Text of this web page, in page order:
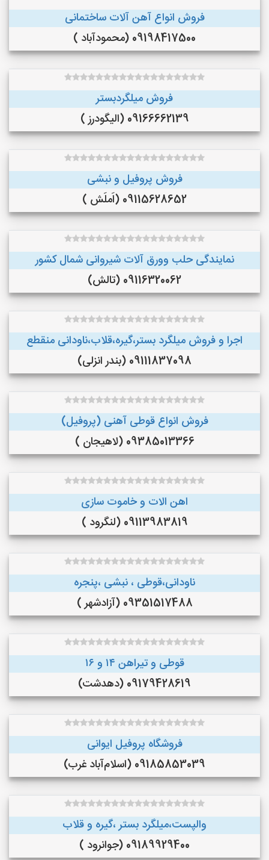
فروش انواع آهن آلات ساختمانی
09198417500 (محمودآباد )
فروش میلگردبستر
09166662139 (الیگودرز )
فروش پروفیل و نبشی
09115628652 (اَملَش )
نمایندگی حلب وورق آلات شیروانی شمال کشور
09116320062 (تالش)
اجرا و فروش میلگرد بستر،گیره،قلاب،ناودانی منقطع
09111837098 (بندر انزلی)
فروش انواع قوطی آهنی (پروفیل)
09385013366 (لاهیجان )
اهن الات و خاموت سازی
09113983819 (لنگرود )
ناودانی،قوطی ، نبشی ،پنجره
09351517488 (آزادشهر )
قوطی و تیراهن ۱۴ و ۱۶
09179428619 (دهدشت)
فروشگاه پروفیل ایوانی
09185853039 (اسلام‌آباد غرب)
والپست،میلگرد بستر ،گیره و قلاب
09189929400 (جوانرود )